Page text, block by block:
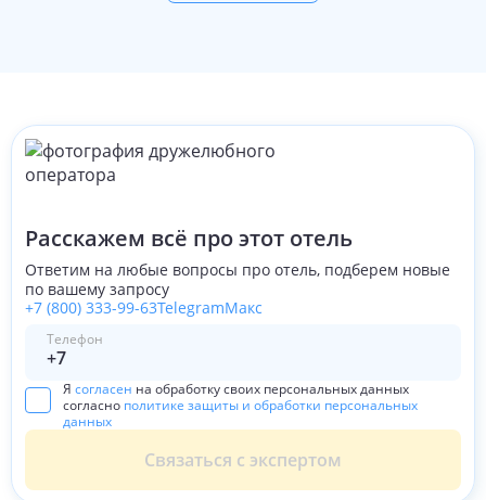
атмосфера праздника и веселья. Незабываемые
впечатления! На специальный ужин фондю я не попала,
но он тоже есть и, уверена, так же великолепен.
Огромное спасибо команде отеля!!! Уверена,
Расскажем всё про этот отель
Ответим на любые вопросы про отель, подберем новые
по вашему запросу
+7 (800) 333-99-63TelegramМакс
Телефон
Я согласен на обработку своих персональных данных
согласно политике защиты и обработки персональных
данных
Связаться с экспертом